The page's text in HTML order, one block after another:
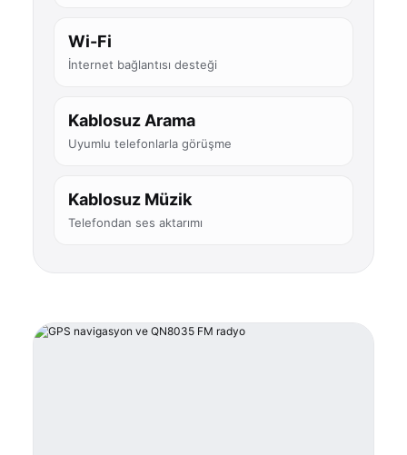
Wi-Fi
İnternet bağlantısı desteği
Kablosuz Arama
Uyumlu telefonlarla görüşme
Kablosuz Müzik
Telefondan ses aktarımı